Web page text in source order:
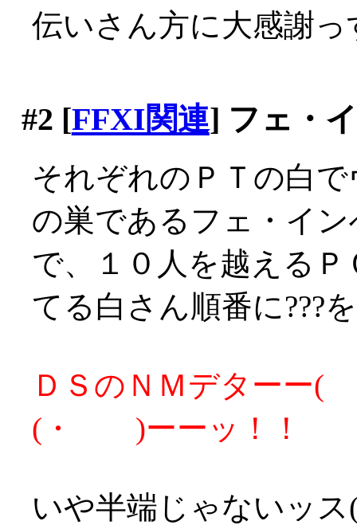
伝いさん方に大感謝っ
#2 [FFXI関連] フェ・
それぞれのＰＴの白
の巣であるフェ・イン
で、１０人を越える
てる白さん順番に???
ＤＳのＮＭデター
(・ )ーーッ！！
いや半端じゃないッ